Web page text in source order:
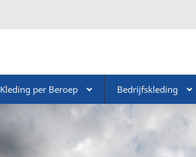
Kleding per Beroep Bedrijfskleding